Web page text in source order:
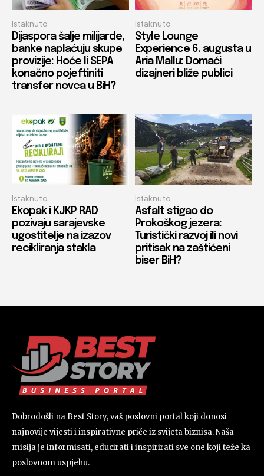
Istaknuto
Dijaspora šalje milijarde,
banke naplaćuju skupe
provizije: Hoće li SEPA
konačno pojeftiniti
transfer novca u BiH?
Istaknuto
Style Lounge
Experience 6. augusta u
Aria Mallu: Domaći
dizajneri bliže publici
Istaknuto
Ekopak i KJKP RAD
pozivaju sarajevske
ugostitelje na izazov
recikliranja stakla
Istaknuto
Asfalt stigao do
Prokoškog jezera:
Turistički razvoj ili novi
pritisak na zaštićeni
biser BiH?
Dobrodošli na Best Story, vaš poslovni portal koji donosi
najnovije vijesti i inspirativne priče iz svijeta biznisa. Naša
misija je informisati, educirati i inspirirati sve one koji teže ka
poslovnom uspjehu.